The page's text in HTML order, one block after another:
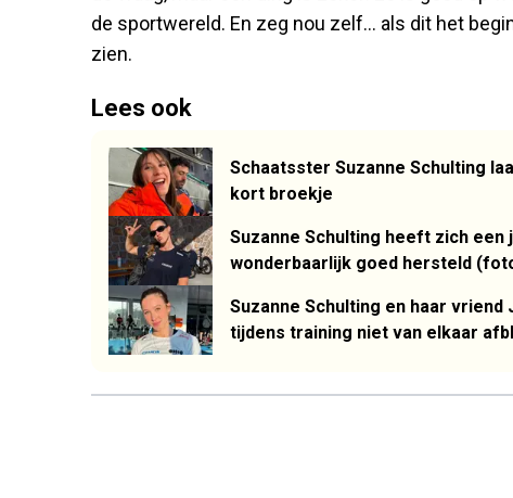
de sportwereld. En zeg nou zelf… als dit het
zien.
Lees ook
Schaatsster Suzanne Schulting
kort broekje
Suzanne Schulting heeft zich een
wonderbaarlijk goed hersteld
Suzanne Schulting en haar
tijdens training niet van elkaar